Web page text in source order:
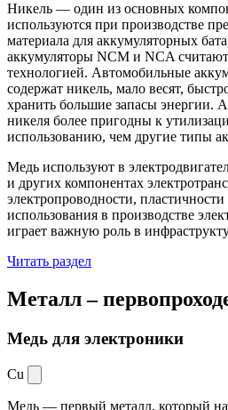
Никель — один из основных
используются при производстве
материала для аккумуляторных
аккумуляторы NCM и NCA
технологией. Автомобильные
содержат никель, мало весят,
хранить большие запасы энергии.
никеля более пригодны к
использованию, чем другие типы
Медь используют в
и других компонентах
электропроводности,
использования в производстве
играет важную роль в
Читать раздел
Металл –
Медь для электроники
Cu
Медь — первый металл, который